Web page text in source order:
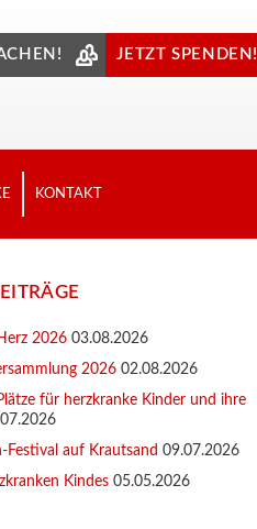
JETZT SPENDEN!
KONTAKT
2026 03.08.2026
2026 02.08.2026
für herzkranke Kinder und ihre
Festival auf Krautsand 09.07.2026
Kindes 05.05.2026